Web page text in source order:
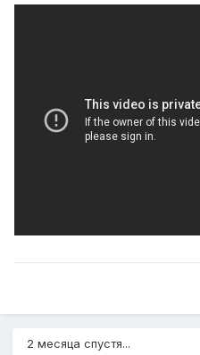
2 месяца спустя...